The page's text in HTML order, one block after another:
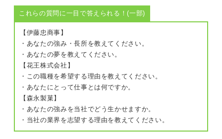
これらの質問に一目で答えられる！(一部)
【伊藤忠商事】
・あなたの強み・長所を教えてください。
・あなたの夢を教えてください。
【花王株式会社】
・この職種を希望する理由を教えてください。
・あなたにとって仕事とは何ですか。
【森永製菓】
・あなたの強みを当社でどう生かせますか。
・当社の業界を志望する理由を教えてください。